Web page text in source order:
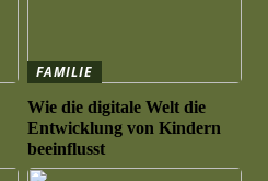
FAMILIE
Wie die digitale Welt die
Entwicklung von Kindern
beeinflusst